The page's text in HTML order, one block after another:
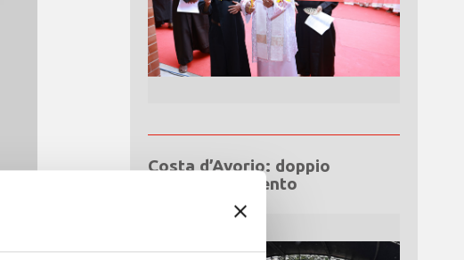
Costa d’Avorio: doppio
Giubileo d’Argento